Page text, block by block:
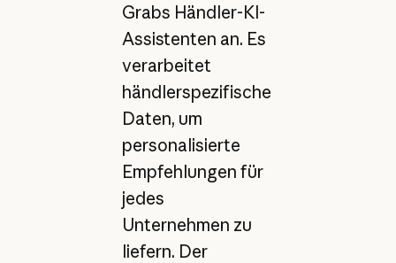
Grabs Händler-KI-
Assistenten an. Es
verarbeitet
händlerspezifische
Daten, um
personalisierte
Empfehlungen für
jedes
Unternehmen zu
liefern. Der